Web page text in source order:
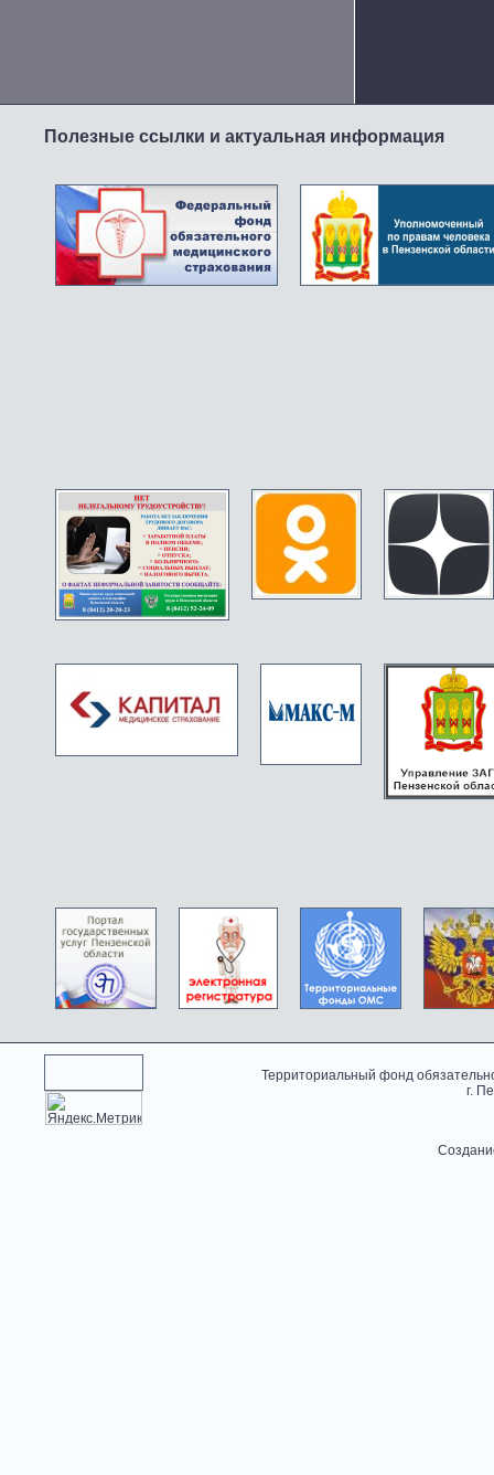
Полезные ссылки и актуальная информация
Территориальный фонд
г.